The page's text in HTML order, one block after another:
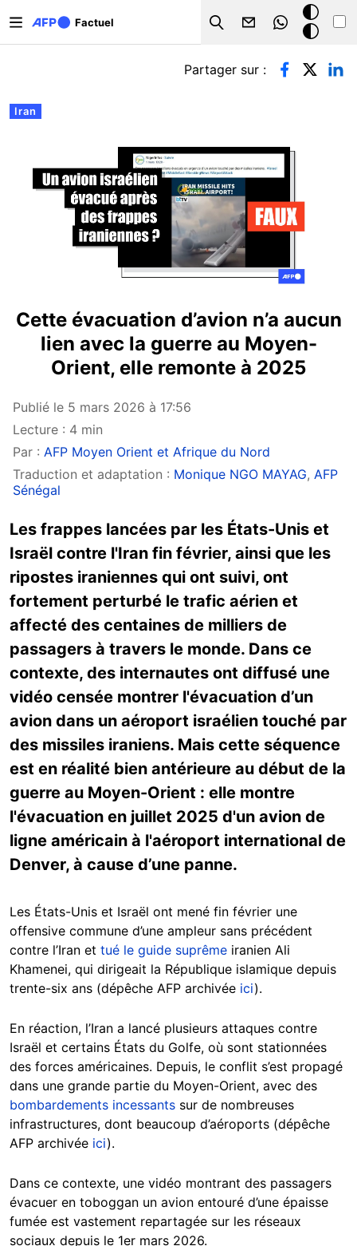
Factuel
Search
Mode
sombre
Onglets principaux
Iran
Partager sur :
Cette évacuation d’avion n’a aucun
lien avec la guerre au Moyen-
Orient, elle remonte à 2025
Publié le 5 mars 2026 à 17:56
Lecture : 4 min
Par : AFP Moyen Orient et Afrique du Nord
Traduction et adaptation : Monique NGO MAYAG, AFP
Sénégal
Les frappes lancées par les États-Unis et
Israël contre l'Iran fin février, ainsi que les
ripostes iraniennes qui ont suivi, ont
fortement perturbé le trafic aérien et
affecté des centaines de milliers de
passagers à travers le monde. Dans ce
contexte, des internautes ont diffusé une
vidéo censée montrer l'évacuation d’un
avion dans un aéroport israélien touché par
des missiles iraniens. Mais cette séquence
est en réalité bien antérieure au début de la
guerre au Moyen-Orient : elle montre
l'évacuation en juillet 2025 d'un avion de
ligne américain à l'aéroport international de
Denver, à cause d’une panne.
Les États-Unis et Israël ont mené fin février une
offensive commune d’une ampleur sans précédent
contre l’Iran et tué le guide suprême iranien Ali
Khamenei, qui dirigeait la République islamique depuis
trente-six ans (dépêche AFP archivée ici).
En réaction, l’Iran a lancé plusieurs attaques contre
Israël et certains États du Golfe, où sont stationnées
des forces américaines. Depuis, le conflit s’est propagé
dans une grande partie du Moyen-Orient, avec des
bombardements incessants sur de nombreuses
infrastructures, dont beaucoup d’aéroports (dépêche
AFP archivée ici).
Dans ce contexte, une vidéo montrant des passagers
évacuer en toboggan un avion entouré d’une épaisse
fumée est vastement repartagée sur les réseaux
sociaux depuis le 1er mars 2026.